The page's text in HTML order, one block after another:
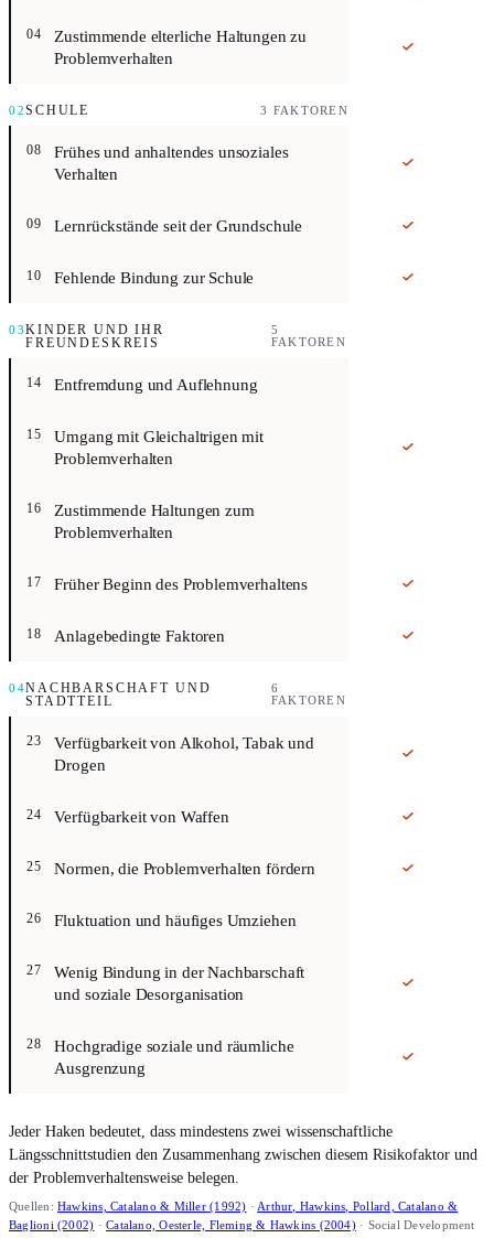
04
Zustimmende elterliche Haltungen zu
Problemverhalten
02SCHULE 3 FAKTOREN
08
Frühes und anhaltendes unsoziales
Verhalten
09 Lernrückstände seit der Grundschule
10 Fehlende Bindung zur Schule
03KINDER UND IHR
FREUNDESKREIS
5
FAKTOREN
14 Entfremdung und Auflehnung
15
Umgang mit Gleichaltrigen mit
Problemverhalten
16
Zustimmende Haltungen zum
Problemverhalten
17 Früher Beginn des Problemverhaltens
18 Anlagebedingte Faktoren
04NACHBARSCHAFT UND
STADTTEIL
6
FAKTOREN
23
Verfügbarkeit von Alkohol, Tabak und
Drogen
24 Verfügbarkeit von Waffen
25 Normen, die Problemverhalten fördern
26 Fluktuation und häufiges Umziehen
27
Wenig Bindung in der Nachbarschaft
und soziale Desorganisation
28
Hochgradige soziale und räumliche
Ausgrenzung
Jeder Haken bedeutet, dass mindestens zwei wissenschaftliche
Längsschnittstudien den Zusammenhang zwischen diesem Risikofaktor und
der Problemverhaltensweise belegen.
Quellen:Hawkins, Catalano & Miller (1992) · Arthur, Hawkins, Pollard, Catalano &
Baglioni (2002) ·Catalano, Oesterle, Fleming & Hawkins (2004)· Social Development